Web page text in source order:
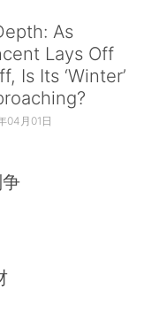
As
Lays Off
Is Its ‘Winter’
04月01日